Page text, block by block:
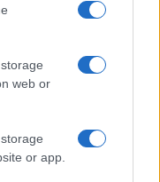
web or
or app.